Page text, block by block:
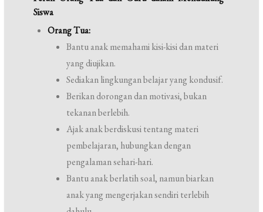
Siswa
Orang Tua:
Bantu anak memahami kisi-kisi dan materi
yang diujikan.
Sediakan lingkungan belajar yang kondusif.
Berikan dorongan dan motivasi, bukan
tekanan berlebih.
Ajak anak berdiskusi tentang materi
pembelajaran, hubungkan dengan
pengalaman sehari-hari.
Bantu anak berlatih soal, namun biarkan
anak yang mengerjakan sendiri terlebih